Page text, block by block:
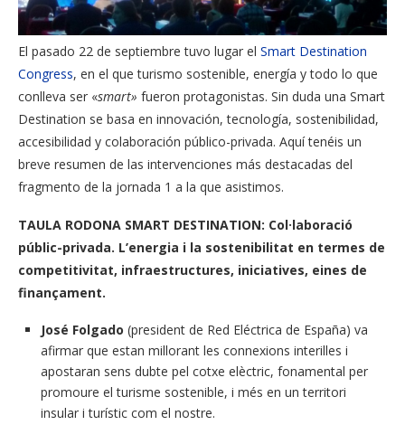
El pasado 22 de septiembre tuvo lugar el Smart Destination
Congress, en el que turismo sostenible, energía y todo lo que
conlleva ser «smart» fueron protagonistas. Sin duda una Smart
Destination se basa en innovación, tecnología, sostenibilidad,
accesibilidad y colaboración público-privada. Aquí tenéis un
breve resumen de las intervenciones más destacadas del
fragmento de la jornada 1 a la que asistimos.
TAULA RODONA SMART DESTINATION: Col·laboració
públic-privada. L’energia i la sostenibilitat en termes de
competitivitat, infraestructures, iniciatives, eines de
finançament.
José Folgado (president de Red Eléctrica de España) va
afirmar que estan millorant les connexions interilles i
apostaran sens dubte pel cotxe elèctric, fonamental per
promoure el turisme sostenible, i més en un territori
insular i turístic com el nostre.